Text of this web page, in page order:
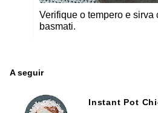
Verifique o tempero e sirva
basmati.
A seguir
Instant Pot